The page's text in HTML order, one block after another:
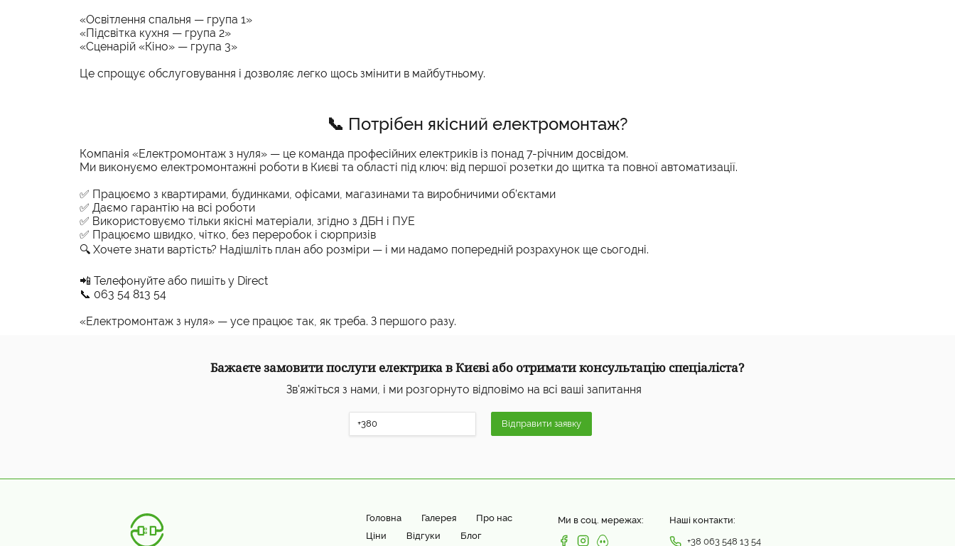
«Освітлення спальня — група 1»
«Підсвітка кухня — група 2»
«Сценарій «Кіно» — група 3»
Це спрощує обслуговування і дозволяє легко щось змінити в майбутньому.
📞 Потрібен якісний електромонтаж?
Компанія «Електромонтаж з нуля» — це команда професійних електриків із понад 7-річним досвідом.
Ми виконуємо електромонтажні роботи в Києві та області під ключ: від першої розетки до щитка та повної автоматизації.
✅ Працюємо з квартирами, будинками, офісами, магазинами та виробничими об’єктами
✅ Даємо гарантію на всі роботи
✅ Використовуємо тільки якісні матеріали, згідно з ДБН і ПУЕ
✅ Працюємо швидко, чітко, без переробок і сюрпризів
🔍 Хочете знати вартість? Надішліть план або розміри — і ми надамо попередній розрахунок ще сьогодні.
📲 Телефонуйте або пишіть у Direct
📞 063 54 813 54
«Електромонтаж з нуля» — усе працює так, як треба. З першого разу.
Бажаєте замовити послуги електрика в Києві або отримати консультацію спеціаліста?
Зв'яжіться з нами, і ми розгорнуто відповімо на всі ваші запитання
Головна
Про нас
Ціни
Галерея
Відгуки
Блог
Ми в соц. мережах:
Наші контакти:
+38 063 548 13 54